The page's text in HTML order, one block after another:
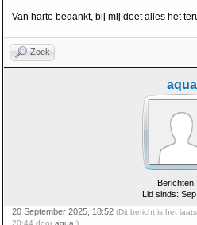
Van harte bedankt, bij mij doet alles het
Zoek
aqua
Berichten:
Lid sinds:
20 September 2025, 18:52 (Dit bericht is het